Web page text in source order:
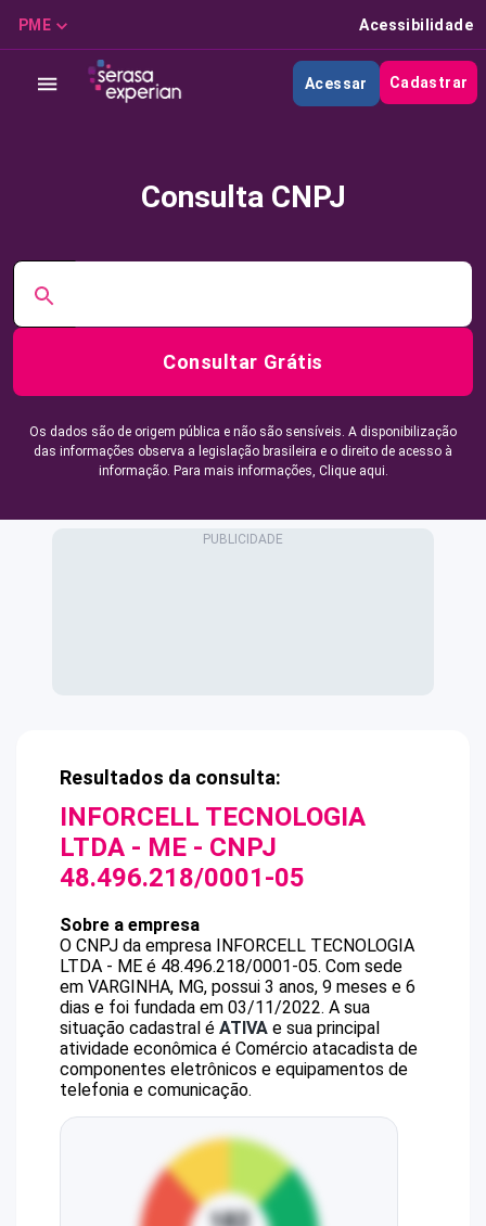
PME Acessibilidade
Acessar Cadastrar
Consulta CNPJ
Consultar Grátis
Os dados são de origem pública e não são sensíveis. A disponibilização
das informações observa a legislação brasileira e o direito de acesso à
informação. Para mais informações, Clique aqui.
Resultados da consulta:
INFORCELL TECNOLOGIA
LTDA - ME - CNPJ
48.496.218/0001-05
Sobre a empresa
O CNPJ da empresa INFORCELL TECNOLOGIA
LTDA - ME é 48.496.218/0001-05. Com sede
em VARGINHA, MG, possui 3 anos, 9 meses e 6
dias e foi fundada em 03/11/2022. A sua
situação cadastral é ATIVA e sua principal
atividade econômica é Comércio atacadista de
componentes eletrônicos e equipamentos de
telefonia e comunicação.